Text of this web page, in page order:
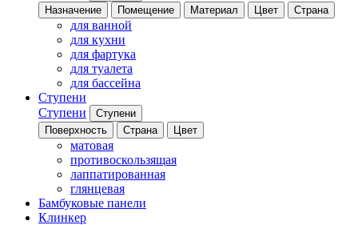
Назначение
Помещение Материал Цвет Страна
для ванной
для кухни
для фартука
для туалета
для бассейна
Ступени
Ступени
Ступени
Поверхность
Страна Цвет
матовая
противоскользящая
лаппатированная
глянцевая
Бамбуковые панели
Клинкер